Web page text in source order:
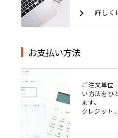
keyboard_arrow_right 詳しく
お支払い方法
ご注文単位
い方法をひ
ます。
クレジット...